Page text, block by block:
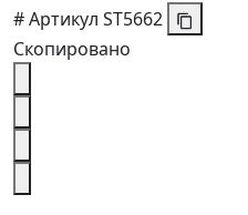
#Артикул ST5662
Скопировано